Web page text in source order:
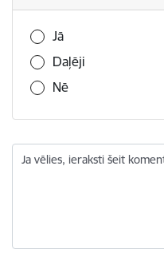
Vai šī informācija bija
Jā
Daļēji
Nē
Ja vēlies, ieraksti šeit